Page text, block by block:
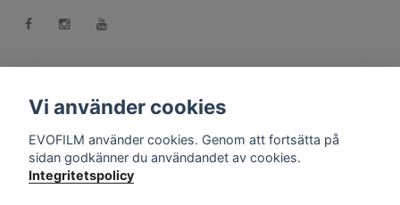
Kontakt:mejla oss. Vill du göra en reklamation använd vår
28 Helsingborg.
© Copyright 2026 EVOFILM Sverige. EVOFILM® EVOGEL®
Vi använder cookies
EVOFILM använder cookies. Genom att fortsätta på
sidan godkänner du användandet av cookies.
Integritetspolicy